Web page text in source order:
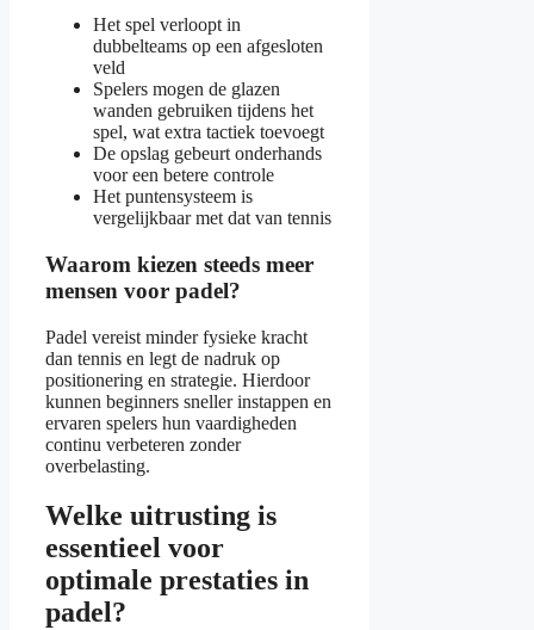
Het spel verloopt in
dubbelteams op een afgesloten
veld
Spelers mogen de glazen
wanden gebruiken tijdens het
spel, wat extra tactiek toevoegt
De opslag gebeurt onderhands
voor een betere controle
Het puntensysteem is
vergelijkbaar met dat van tennis
Waarom kiezen steeds meer
mensen voor padel?
Padel vereist minder fysieke kracht
dan tennis en legt de nadruk op
positionering en strategie. Hierdoor
kunnen beginners sneller instappen en
ervaren spelers hun vaardigheden
continu verbeteren zonder
overbelasting.
Welke uitrusting is
essentieel voor
optimale prestaties in
padel?